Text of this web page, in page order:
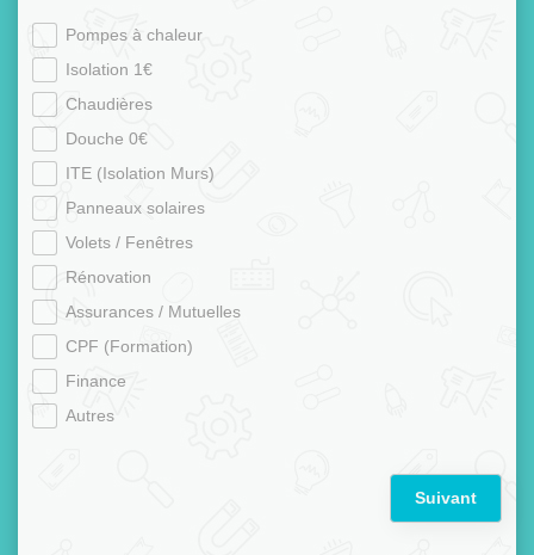
Pompes à chaleur
Isolation 1€
Chaudières
Douche 0€
ITE (Isolation Murs)
Panneaux solaires
Volets / Fenêtres
Rénovation
Assurances / Mutuelles
CPF (Formation)
Finance
Autres
Suivant